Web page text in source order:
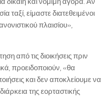
ταξί, είμαστε διατεθειμένοι
πλαισίου»,
από τις διοικήσεις πριν
προειδοποιούν, «θα
και δεν αποκλείουμε να
της εορταστικής